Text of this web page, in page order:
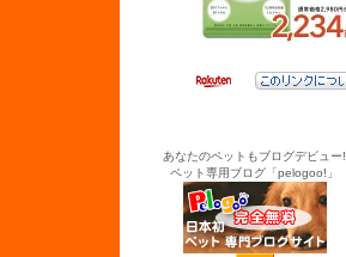
あなたのペットもブログデビュー!
ペット専用ブログ「pelogoo!」